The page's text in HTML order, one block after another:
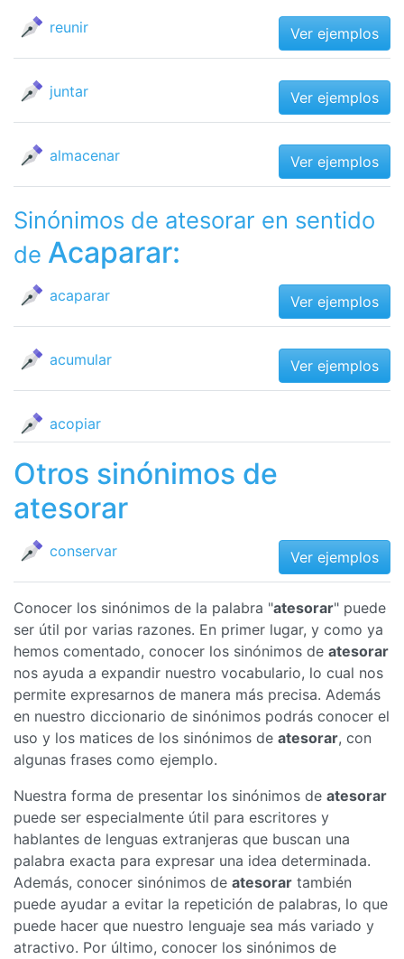
reunir Ver ejemplos
juntar Ver ejemplos
almacenar Ver ejemplos
Sinónimos de atesorar en sentido
de Acaparar:
acaparar Ver ejemplos
acumular Ver ejemplos
acopiar
Otros sinónimos de
atesorar
conservar Ver ejemplos
Conocer los sinónimos de la palabra "atesorar" puede
ser útil por varias razones. En primer lugar, y como ya
hemos comentado, conocer los sinónimos de atesorar
nos ayuda a expandir nuestro vocabulario, lo cual nos
permite expresarnos de manera más precisa. Además
en nuestro diccionario de sinónimos podrás conocer el
uso y los matices de los sinónimos de atesorar, con
algunas frases como ejemplo.
Nuestra forma de presentar los sinónimos de atesorar
puede ser especialmente útil para escritores y
hablantes de lenguas extranjeras que buscan una
palabra exacta para expresar una idea determinada.
Además, conocer sinónimos de atesorar también
puede ayudar a evitar la repetición de palabras, lo que
puede hacer que nuestro lenguaje sea más variado y
atractivo. Por último, conocer los sinónimos de